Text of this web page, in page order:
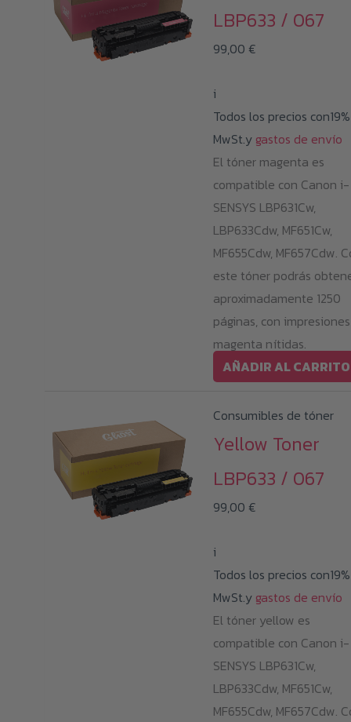
LBP633 / 067
99,00 €
i
Todos los precios con19%
MwSt.y gastos de envío
El tóner magenta es
compatible con Canon i-
SENSYS LBP631Cw,
LBP633Cdw, MF651Cw,
MF655Cdw, MF657Cdw.
este tóner podrás
aproximadamente 1250
páginas, con
magenta nítidas.
AÑADIR AL CARRITO
Consumibles de tóner
Yellow Toner
LBP633 / 067
99,00 €
i
Todos los precios con19%
MwSt.y gastos de envío
El tóner yellow es
compatible con Canon i-
SENSYS LBP631Cw,
LBP633Cdw, MF651Cw,
MF655Cdw, MF657Cdw.